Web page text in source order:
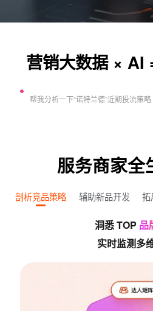
营销大数据 × AI
服务商家全
剖析竞品策略 辅助新品开发 拓
洞悉 TOP 品
实时监测多